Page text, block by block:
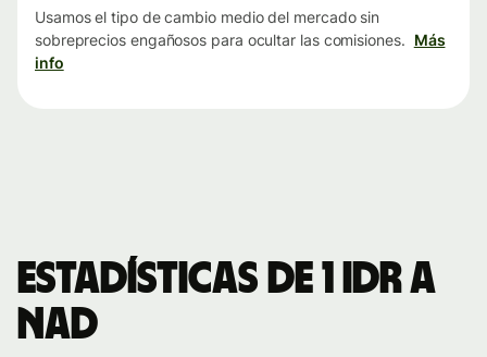
Usamos el tipo de cambio medio del mercado sin
sobreprecios engañosos para ocultar las comisiones. Más
info
Estadísticas de 1 IDR a
NAD